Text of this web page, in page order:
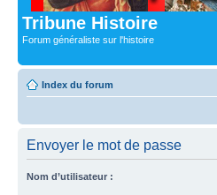
Tribune Histoire
Forum généraliste sur l'histoire
Index du forum
Envoyer le mot de passe
Nom d’utilisateur :